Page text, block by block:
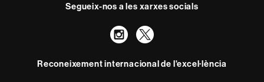
Segueix-nos a les xarxes socials
Instagram
Twitter
Reconeixement internacional de l'excel·lència